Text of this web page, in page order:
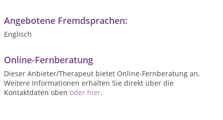
Angebotene Fremdsprachen:
Englisch
Online-Fernberatung
Dieser Anbieter/Therapeut bietet Online-Fernberatung an.
Weitere Informationen erhalten Sie direkt über die
Kontaktdaten oben oder hier.